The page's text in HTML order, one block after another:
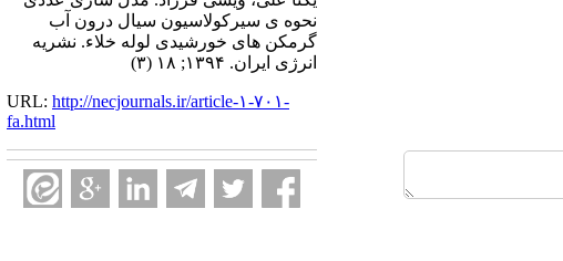
نحوه ی سیرکولاسیون سیال درون آب
گرمکن های خورشیدی لوله خلاء. نشریه
انرژی ایران. ۱۳۹۴; ۱۸ (۳)
URL: http://necjournals.ir/article-۱-۷۰۱-
fa.html